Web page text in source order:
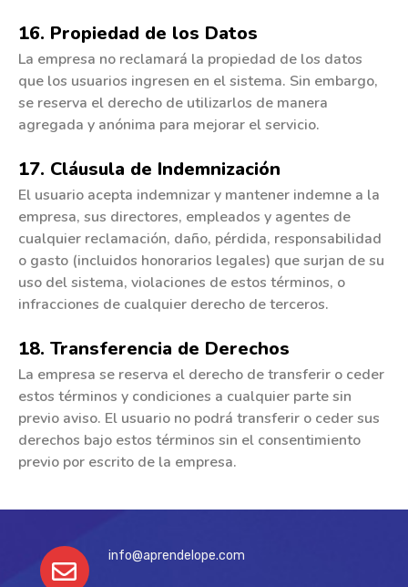
16. Propiedad de los Datos
La empresa no reclamará la propiedad de los datos
que los usuarios ingresen en el sistema. Sin embargo,
se reserva el derecho de utilizarlos de manera
agregada y anónima para mejorar el servicio.
17. Cláusula de Indemnización
El usuario acepta indemnizar y mantener indemne a la
empresa, sus directores, empleados y agentes de
cualquier reclamación, daño, pérdida, responsabilidad
o gasto (incluidos honorarios legales) que surjan de su
uso del sistema, violaciones de estos términos, o
infracciones de cualquier derecho de terceros.
18. Transferencia de Derechos
La empresa se reserva el derecho de transferir o ceder
estos términos y condiciones a cualquier parte sin
previo aviso. El usuario no podrá transferir o ceder sus
derechos bajo estos términos sin el consentimiento
previo por escrito de la empresa.
info@aprendelope.com